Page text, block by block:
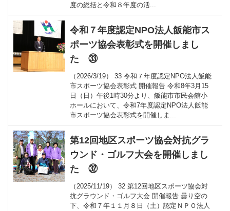
度の総括と令和８年度の活...
令和７年度認定NPO法人飯能市ス
ポーツ協会表彰式を開催しまし
た ㉝
（2026/3/19） 33 令和７年度認定NPO法人飯能
市スポーツ協会表彰式 開催報告 令和8年3月15
日（日）午後1時30分より、飯能市市民会館小
ホールにおいて、令和7年度認定NPO法人飯能
市スポーツ協会表彰式を開催しま...
第12回地区スポーツ協会対抗グラ
ウンド・ゴルフ大会を開催しまし
た ㉜
（2025/11/19） 32 第12回地区スポーツ協会対
抗グラウンド・ゴルフ大会 開催報告 曇り空の
下、令和７年１１月８日（土）認定ＮＰＯ法人